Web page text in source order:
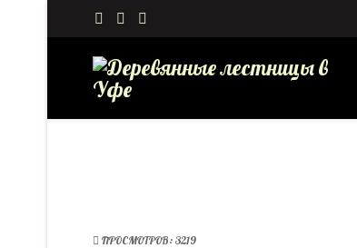
ПРОСМОТРОВ: 3219